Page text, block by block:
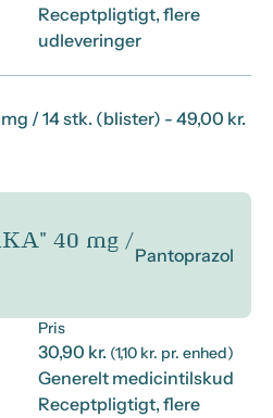
Receptpligtigt, flere
udleveringer
/ 14 stk. (blister) - 49,00 kr.
Pantoprazol
Pris
30,90 kr. (1,10 kr. pr. enhed)
Generelt medicintilskud
Receptpligtigt, flere